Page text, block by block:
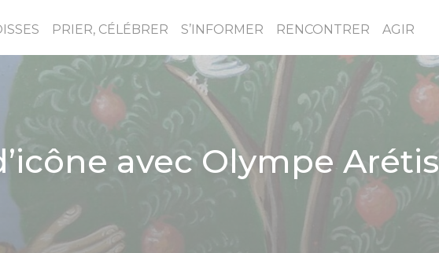
PRIER, CÉLÉBRER S’INFORMER RENCONTRER AGIR
avec Olympe Arétis